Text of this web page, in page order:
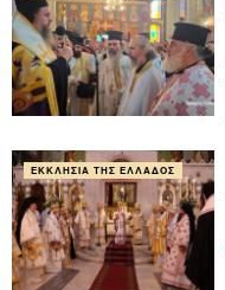
ΕΚΚΛΗΣΊΑ ΤΗΣ ΕΛΛΆΔΟΣ